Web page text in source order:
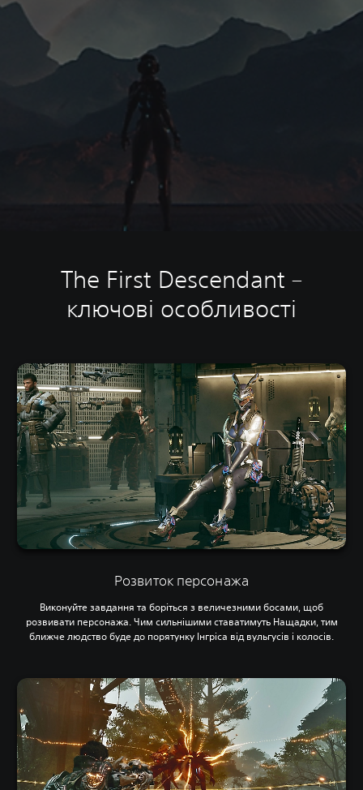
The First Descendant –
ключові особливості
Розвиток персонажа
Виконуйте завдання та боріться з величезними босами, щоб
розвивати персонажа. Чим сильнішими ставатимуть Нащадки, тим
ближче людство буде до порятунку Інгріса від вульгусів і колосів.